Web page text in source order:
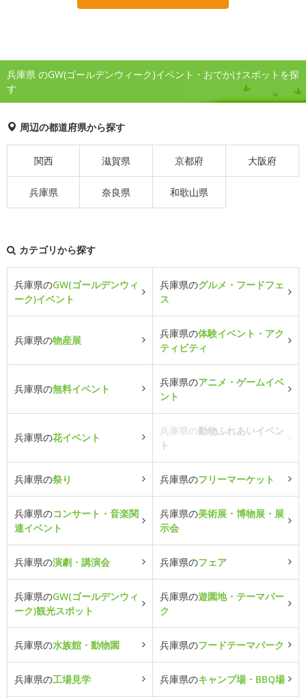
兵庫県 のGW(ゴールデンウィーク)イベント・おでかけスポットを探
す
周辺の都道府県から探す
関西 滋賀県 京都府 大阪府
兵庫県 奈良県 和歌山県
カテゴリから探す
兵庫県のGW(ゴールデンウィ
ーク)イベント
兵庫県のグルメ・フードフェ
ス
兵庫県の物産展
兵庫県の体験イベント・アク
ティビティ
兵庫県の無料イベント
兵庫県のアニメ・ゲームイベ
ント
兵庫県の花イベント
兵庫県の動物ふれあいイベン
ト
兵庫県の祭り 兵庫県のフリーマーケット
兵庫県のコンサート・音楽関
連イベント
兵庫県の美術展・博物展・展
示会
兵庫県の演劇・講演会 兵庫県のフェア
兵庫県のGW(ゴールデンウィ
ーク)観光スポット
兵庫県の遊園地・テーマパー
ク
兵庫県の水族館・動物園 兵庫県のフードテーマパーク
兵庫県の工場見学 兵庫県のキャンプ場・BBQ場